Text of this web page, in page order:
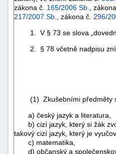
zákona č. 165/2006 Sb. ,
217/2007 Sb.
, zákona č. 296/
1. V § 73 se slova
2. § 78 včetně nadpisu
(1) Zkušebními předměty
a) český jazyk a literatura,
b) cizí jazyk, který si žák
takový cizí jazyk, který je
c) matematika,
d) občanský a